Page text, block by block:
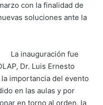
con la finalidad de
soluciones ante la
La inauguración fue
Dr. Luis Ernesto
importancia del evento
en las aulas y por
en torno al orden, la